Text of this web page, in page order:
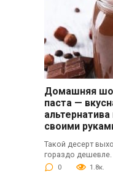
Домашняя
паста —
своими
Такой десерт
гораздо дешевле.
0 1.8к.